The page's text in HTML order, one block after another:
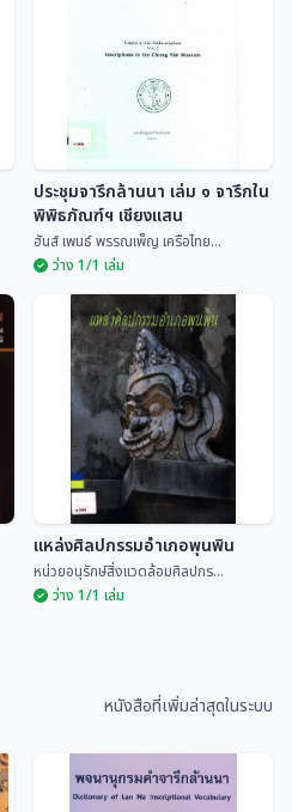
ประชุมจารึกล้านนา เล่ม ๑ จารึกใน
พิพิธภัณฑ์ฯ เชียงแสน
ฮันส์ เพนธ์ พรรณเพ็ญ...
ประชุมจารึกล้านนา เล่ม ๑ จารึกใน
พิพิธภัณฑ์ฯ เชียงแสน
ฮันส์ เพนธ์ พรรณเพ็ญ เครือไทย...
ว่าง 1/1 เล่ม
แหล่งศิลปกรรมอำเภอพุนพิน
แหล่งศิลปกรรมอำเภอพุนพิน
หน่วยอนุรักษ์สิ่งแวดล้อมศิลปกร...
ว่าง 1/1 เล่ม
หนังสือที่เพิ่มล่าสุดในระบบ